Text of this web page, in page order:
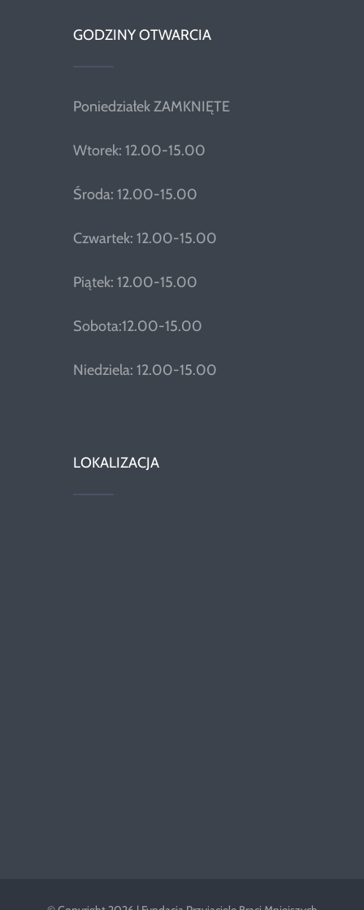
GODZINY OTWARCIA
Poniedziałek ZAMKNIĘTE
Wtorek: 12.00-15.00
Środa: 12.00-15.00
Czwartek: 12.00-15.00
Piątek: 12.00-15.00
Sobota:12.00-15.00
Niedziela: 12.00-15.00
LOKALIZACJA